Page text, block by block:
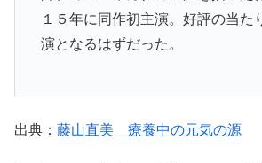
１５年に同作初主演。好評の当た
演となるはずだった。
出典： 藤山直美 療養中の元気の源